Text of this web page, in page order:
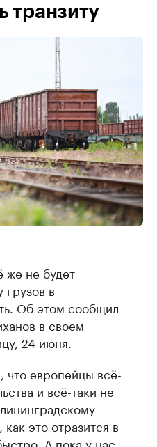
транзиту
же не будет
грузов в
Об этом сообщил
в своем
24 июня.
что европейцы всё-
и всё-таки не
это отразится в
А пока у нас